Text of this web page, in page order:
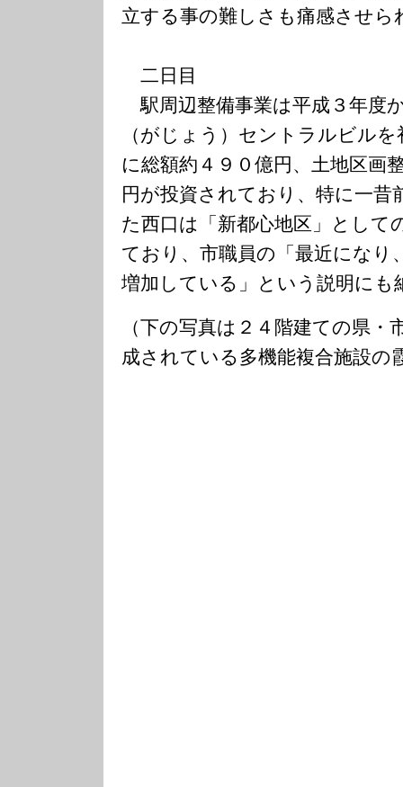
立する事の難しさも痛感させら
二日目
駅周辺整備事業は平成３年度
（がじょう）セントラルビル
に総額約４９０億円、土地区画
円が投資されており、特に一昔
た西口は「新都心地区」として
ており、市職員の「最近になり
増加している」という説明にも
（下の写真は２４階建ての県・
成されている多機能複合施設の